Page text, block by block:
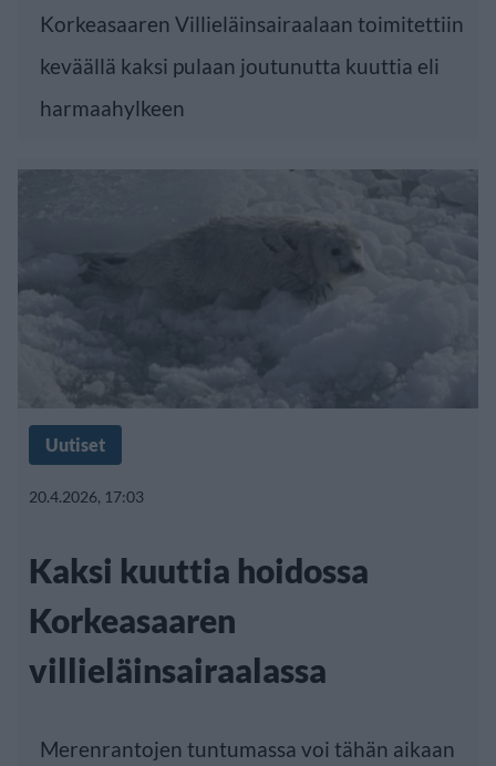
Korkeasaaren Villieläinsairaalaan toimitettiin
keväällä kaksi pulaan joutunutta kuuttia eli
harmaahylkeen
Uutiset
20.4.2026, 17:03
Kaksi kuuttia hoidossa
Korkeasaaren
villieläinsairaalassa
Merenrantojen tuntumassa voi tähän aikaan